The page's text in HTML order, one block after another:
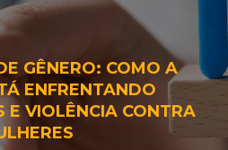
GÊNERO: COMO A
ENFRENTANDO
E VIOLÊNCIA CONTRA